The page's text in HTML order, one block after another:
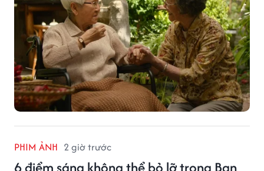
PHIM ẢNH 2 giờ trước